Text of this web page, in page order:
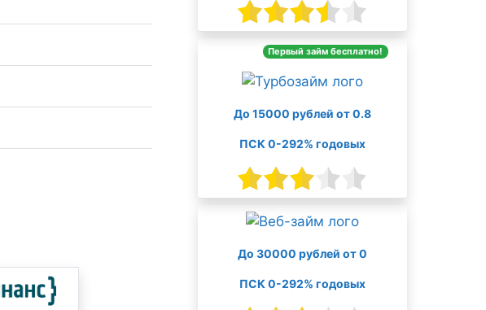
Первый займ бесплатно!
До 15000 рублей от 0.8
ПСК 0-292% годовых
До 30000 рублей от 0
ПСК 0-292% годовых